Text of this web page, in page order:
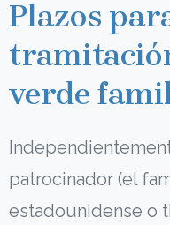
Plazos
verde
patrocinador (el
estadounidense o